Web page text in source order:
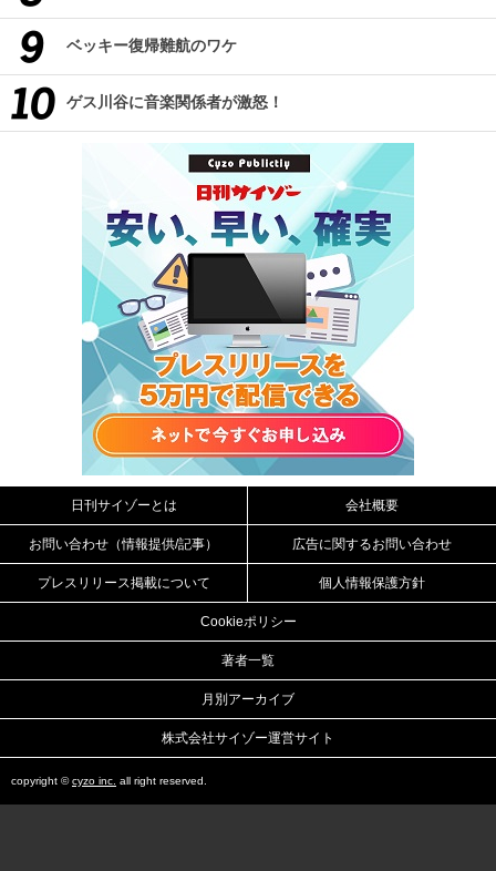
ベッキー復帰難航のワケ
ゲス川谷に音楽関係者が激怒！
日刊サイゾーとは 会社概要
お問い合わせ（情報提供/記事） 広告に関するお問い合わせ
プレスリリース掲載について 個人情報保護方針
Cookieポリシー
著者一覧
月別アーカイブ
株式会社サイゾー運営サイト
copyright ©cyzo inc. all right reserved.